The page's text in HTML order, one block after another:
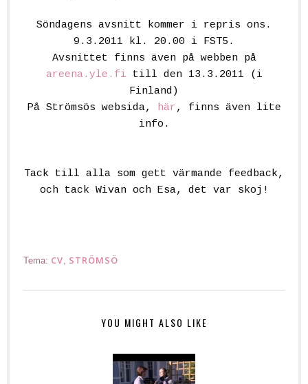
Söndagens avsnitt kommer i repris ons.
9.3.2011 kl. 20.00 i FST5.
Avsnittet finns även på webben på
areena.yle.fi till den 13.3.2011 (i
Finland)
På Strömsös websida, här, finns även lite
info.
Tack till alla som gett värmande feedback,
och tack Wivan och Esa, det var skoj!
Tema: CV STRÖMSÖ
YOU MIGHT ALSO LIKE